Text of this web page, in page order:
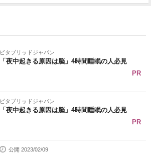
ビタブリッドジャパン
「夜中起きる原因は脳」4時間睡眠の人必見
PR
ビタブリッドジャパン
「夜中起きる原因は脳」4時間睡眠の人必見
PR
公開 2023/02/09